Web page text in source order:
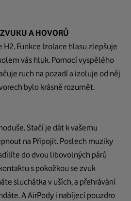
A HOVORŮ
H2. Funkce Izolace hlasu zlepšuje
vás hluk. Pomocí vyspělého
ruch na pozadí a izoluje od něj
bylo krásně rozumět.
Stačí je dát k vašemu
na Připojit. Poslech muziky
do dvou libovolných párů
s pokožkou se zvuk
sluchátka v uších, a přehrávání
AAirPody i nabíjecí pouzdro